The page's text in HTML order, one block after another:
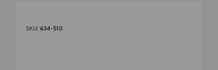
SKU: 634-510